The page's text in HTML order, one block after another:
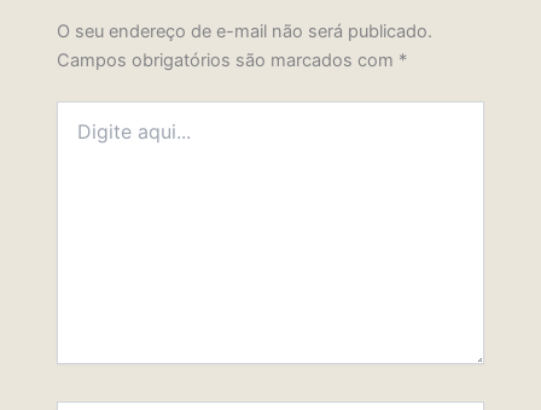
O seu endereço de e-mail não será publicado.
Campos obrigatórios são marcados com *
aqui...